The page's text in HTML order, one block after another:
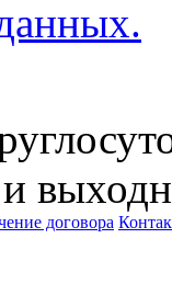
и
договора